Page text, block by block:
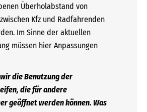
Überholabstand von
Kfz und Radfahrenden
Im Sinne der aktuellen
müssen hier Anpassungen
wir die Benutzung der
die für andere
geöffnet werden können. Was